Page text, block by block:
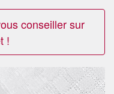
conseiller sur
!